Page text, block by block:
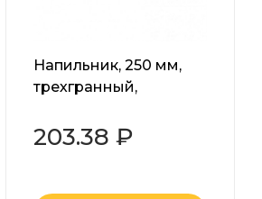
Напильник, 250 мм,
трехгранный,
рукоятка, №2 Сибртех
203.38 ₽